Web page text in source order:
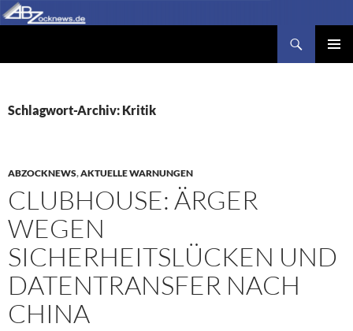
Zum
Inhalt
Schlagwort-Archiv: Kritik
ABZOCKNEWS,AKTUELLE WARNUNGEN
CLUBHOUSE: ÄRGER
WEGEN
SICHERHEITSLÜCKEN UND
DATENTRANSFER NACH
CHINA